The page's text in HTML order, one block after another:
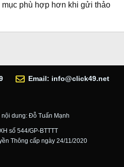
phù hợp hơn khi gửi thảo
Email: info@click49.net
dung: Đỗ Tuấn Mạnh
số 544/GP-BTTTT
Thông cấp ngày 24/11/2020